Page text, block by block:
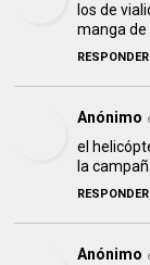
los de
manga de
RESPONDER
Anónimo
el
la
RESPONDER
Anónimo